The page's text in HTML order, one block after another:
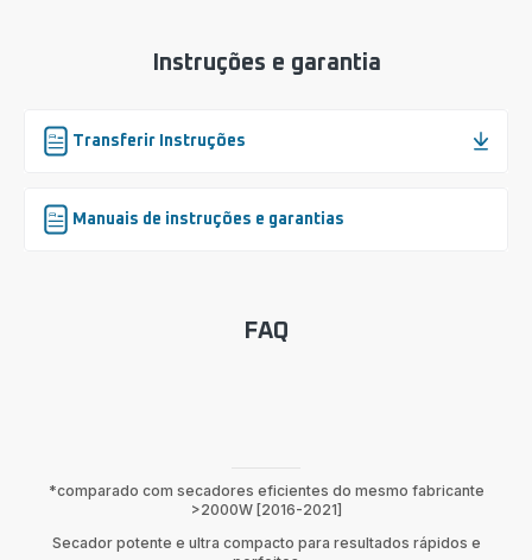
Instruções e garantia
Transferir Instruções
Manuais de instruções e garantias
FAQ
*comparado com secadores eficientes do mesmo fabricante
>2000W [2016-2021]
Secador potente e ultra compacto para resultados rápidos e